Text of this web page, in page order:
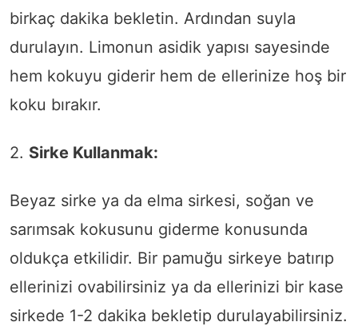
birkaç dakika bekletin. Ardından suyla
durulayın. Limonun asidik yapısı sayesinde
hem kokuyu giderir hem de ellerinize hoş bir
koku bırakır.
2. Sirke Kullanmak:
Beyaz sirke ya da elma sirkesi, soğan ve
sarımsak kokusunu giderme konusunda
oldukça etkilidir. Bir pamuğu sirkeye batırıp
ellerinizi ovabilirsiniz ya da ellerinizi bir kase
sirkede 1-2 dakika bekletip durulayabilirsiniz.